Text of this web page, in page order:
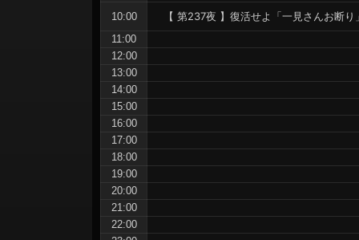
10:00
【 第237夜 】復活せよ「一見さんお断り
11:00
12:00
13:00
14:00
15:00
16:00
17:00
18:00
19:00
20:00
21:00
22:00